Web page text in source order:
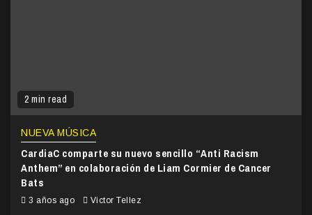
2 min read
NUEVA MÚSICA
CardiaC comparte su nuevo sencillo “Anti Racism
Anthem” en colaboración de Liam Cormier de Cancer
Bats
3 años ago Victor Tellez